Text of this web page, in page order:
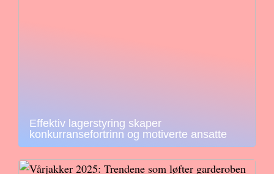
Effektiv lagerstyring skaper
konkurransefortrinn og motiverte ansatte